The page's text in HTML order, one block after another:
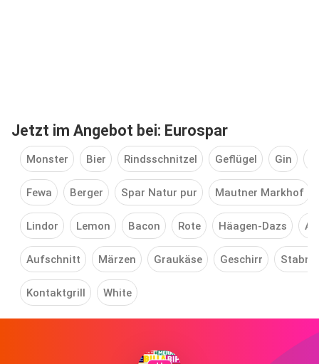
Jetzt im Angebot bei: Eurospar
Monster Bier Rindsschnitzel Geflügel Gin
Fewa Berger Spar Natur pur Mautner Markhof
Lindor Lemon Bacon Rote Häagen-Dazs
Aufschnitt Märzen Graukäse Geschirr
Kontaktgrill White